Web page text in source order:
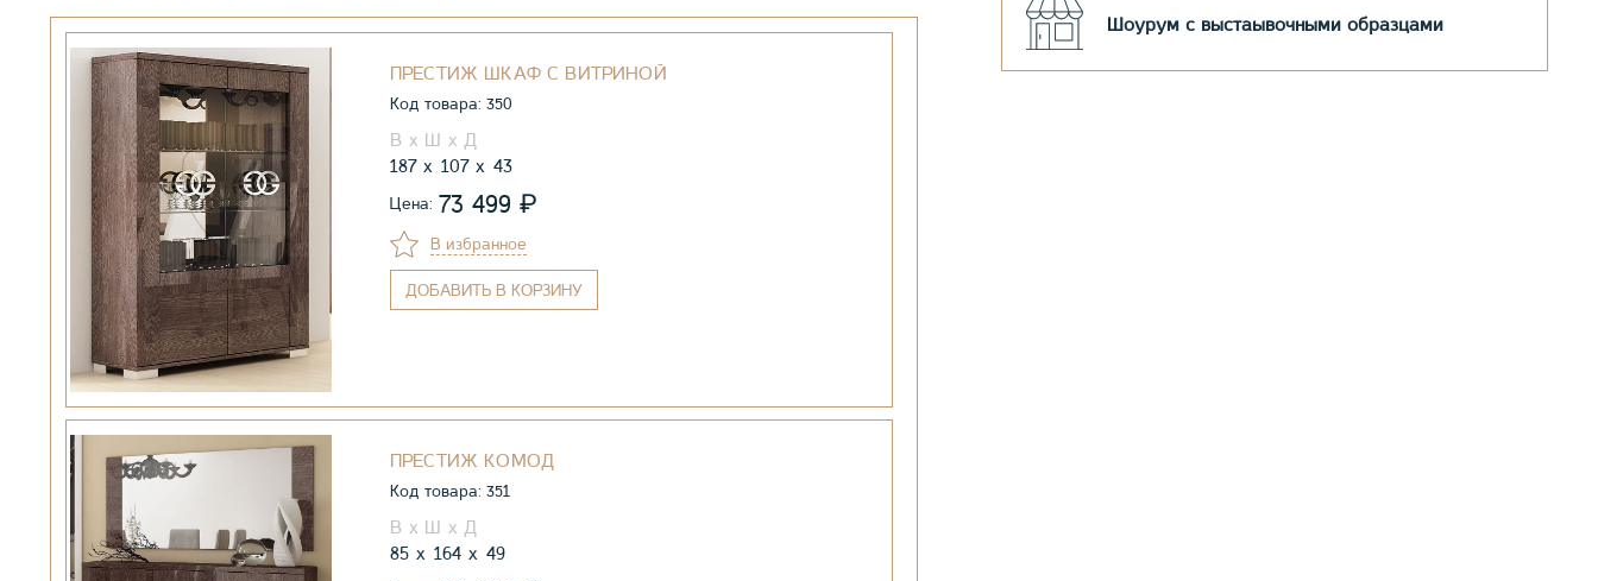
Шоурум с выстаывочными образцами
ПРЕСТИЖ ШКАФ С ВИТРИНОЙ
Код товара: 350
187 107 43
Цена: 73 499 ₽
В избранное
ДОБАВИТЬ В КОРЗИНУ
ПРЕСТИЖ КОМОД
Код товара: 351
85 164 49